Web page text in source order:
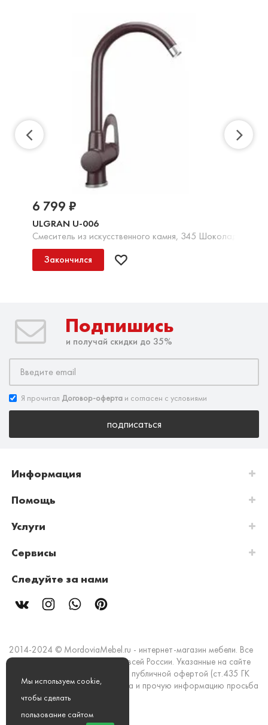
ULGRAN U-006
Смеситель из искусственного камня, 345 Шоколад
6 799 ₽
Закончился
Подпишись
и получай скидки до 35%
Я прочитал Договор-оферта и согласен с условиями
подписаться
Информация
Помощь
Услуги
Сервисы
Следуйте за нами
2014-2024 © MordoviaMebel.ru - интернет-магазин мебели. Все
права защищены. Доставка по всей России. Указанные на сайте
цены и информация не являются публичной офертой (ст.435 ГК
РФ). Стоимость, наличие товара и прочую информацию просьба
уточнять в офисах продаж.
Мы используем cookie,
чтобы сделать
пользование сайтом